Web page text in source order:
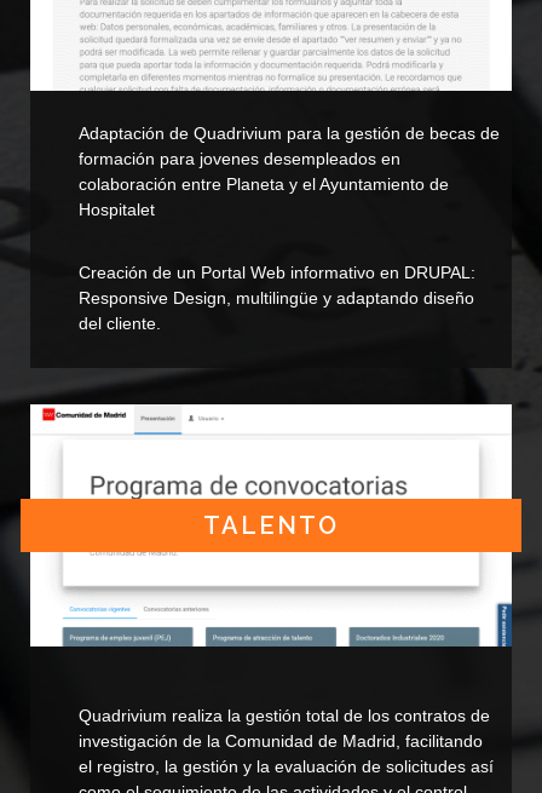
Adaptación de Quadrivium para la gestión de becas de
formación para jovenes desempleados en
colaboración entre Planeta y el Ayuntamiento de
Hospitalet
Creación de un Portal Web informativo en DRUPAL:
Responsive Design, multilingüe y adaptando diseño
del cliente.
TALENTO
Quadrivium realiza la gestión total de los contratos de
investigación de la Comunidad de Madrid, facilitando
el registro, la gestión y la evaluación de solicitudes así